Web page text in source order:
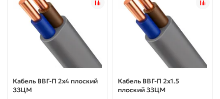
Кабель ВВГ-П 2x4 плоский
ЗЗЦМ
Кабель ВВГ-П 2х1.5
плоский ЗЗЦМ